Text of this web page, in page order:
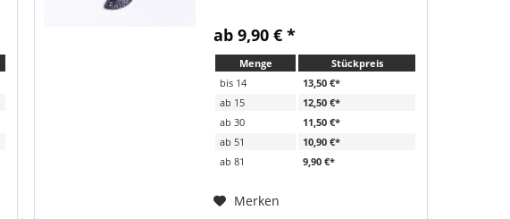
beliebt als Geschenk zur Firmung,
Konfirmation, Erstkommunion
oder Taufe. zwei...
ab 9,90 € *
Menge
Stückpreis
bis 14
13,50 €*
ab 15
12,50 €*
ab 30
11,50 €*
ab 51
10,90 €*
ab 81 9,90 €*
Merken